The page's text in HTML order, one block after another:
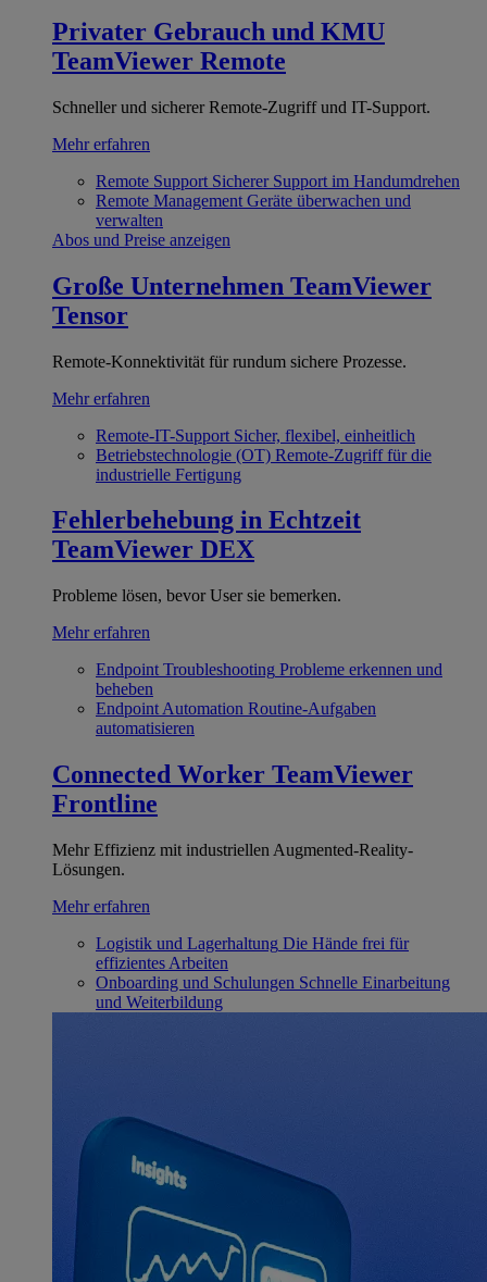
Privater Gebrauch und KMU
TeamViewer Remote
Schneller und sicherer Remote-Zugriff und IT-Support.
Mehr erfahren
Remote Support Sicherer Support im Handumdrehen
Remote Management Geräte überwachen und
verwalten
Abos und Preise anzeigen
Große Unternehmen TeamViewer
Tensor
Remote-Konnektivität für rundum sichere Prozesse.
Mehr erfahren
Remote-IT-Support Sicher, flexibel, einheitlich
Betriebstechnologie (OT) Remote-Zugriff für die
industrielle Fertigung
Fehlerbehebung in Echtzeit
TeamViewer DEX
Probleme lösen, bevor User sie bemerken.
Mehr erfahren
Endpoint Troubleshooting Probleme erkennen und
beheben
Endpoint Automation Routine-Aufgaben
automatisieren
Connected Worker TeamViewer
Frontline
Mehr Effizienz mit industriellen Augmented-Reality-
Lösungen.
Mehr erfahren
Logistik und Lagerhaltung Die Hände frei für
effizientes Arbeiten
Onboarding und Schulungen Schnelle Einarbeitung
und Weiterbildung